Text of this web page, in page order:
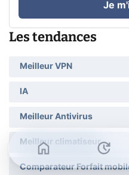
Je
Les tendances
Meilleur VPN
IA
Meilleur Antivirus
Meilleur climatiseur
Comparateur Forfait